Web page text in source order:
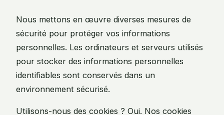
Nous mettons en œuvre diverses mesures de
sécurité pour protéger vos informations
personnelles. Les ordinateurs et serveurs utilisés
pour stocker des informations personnelles
identifiables sont conservés dans un
environnement sécurisé.
Utilisons-nous des cookies ? Oui. Nos cookies